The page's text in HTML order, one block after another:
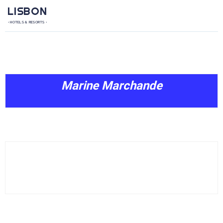
LISBON
• HOTELS & RESORTS •
Marine Marchande